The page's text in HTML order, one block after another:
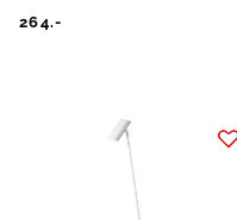
264.-